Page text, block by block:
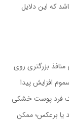
که این دلایل
بزرگتری روی
افزایش پیدا
فرد پوست خشکی
یا برعکس؛ ممکن